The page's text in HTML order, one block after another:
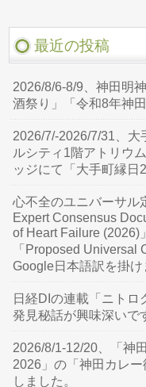
最近の投稿
2026/8/6-8/9、神田明
酒祭り」「令和8年神
2026/7/-2026/7/31、大
ルシティ1階アトリウ
ッジにて「大手町縁日
心不全のユニバーサル
Expert Consensus
of Heart Failure (2026)
「Proposed Universal
Google日本語訳を掛け
日経DIの連載「ニト
発見秘話が興味深いで
2026/8/1-12/20、「神
2026」の「神田カレ
しました。